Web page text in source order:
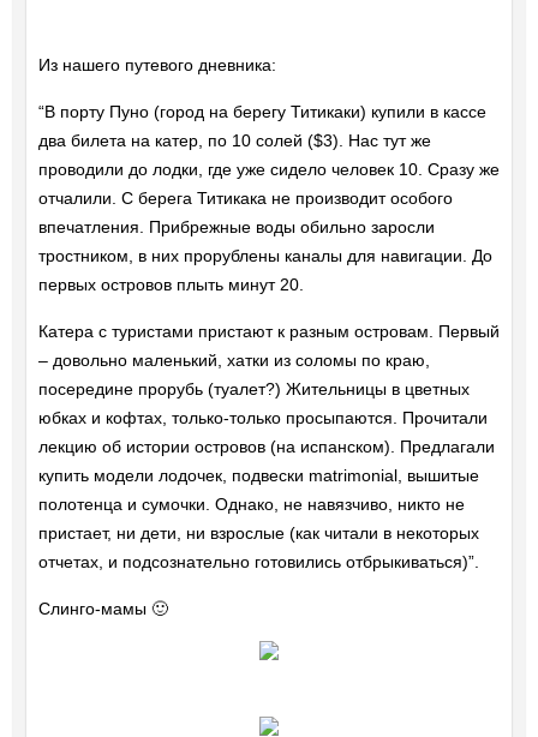
Из нашего путевого дневника:
“В порту Пуно (город на берегу Титикаки) купили в кассе
два билета на катер, по 10 солей ($3). Нас тут же
проводили до лодки, где уже сидело человек 10. Сразу же
отчалили. С берега Титикака не производит особого
впечатления. Прибрежные воды обильно заросли
тростником, в них прорублены каналы для навигации. До
первых островов плыть минут 20.
Катера с туристами пристают к разным островам. Первый
– довольно маленький, хатки из соломы по краю,
посередине прорубь (туалет?) Жительницы в цветных
юбках и кофтах, только-только просыпаются. Прочитали
лекцию об истории островов (на испанском). Предлагали
купить модели лодочек, подвески matrimonial, вышитые
полотенца и сумочки. Однако, не навязчиво, никто не
пристает, ни дети, ни взрослые (как читали в некоторых
отчетах, и подсознательно готовились отбрыкиваться)”.
Слинго-мамы 🙂